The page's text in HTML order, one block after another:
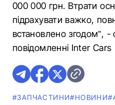
000 000 грн. Втрати
підрахувати важко,
встановлено згодом”, -
повідомленні Inter Cars
#ЗАПЧАСТИНИ#НОВИНИ